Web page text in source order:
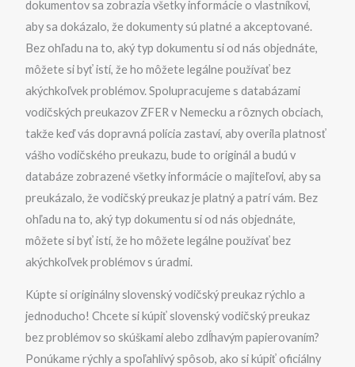
dokumentov sa zobrazia všetky informácie o vlastníkovi,
aby sa dokázalo, že dokumenty sú platné a akceptované.
Bez ohľadu na to, aký typ dokumentu si od nás objednáte,
môžete si byť istí, že ho môžete legálne používať bez
akýchkoľvek problémov. Spolupracujeme s databázami
vodičských preukazov ZFER v Nemecku a rôznych obciach,
takže keď vás dopravná polícia zastaví, aby overila platnosť
vášho vodičského preukazu, bude to originál a budú v
databáze zobrazené všetky informácie o majiteľovi, aby sa
preukázalo, že vodičský preukaz je platný a patrí vám. Bez
ohľadu na to, aký typ dokumentu si od nás objednáte,
môžete si byť istí, že ho môžete legálne používať bez
akýchkoľvek problémov s úradmi.
Kúpte si originálny slovenský vodičský preukaz rýchlo a
jednoducho! Chcete si kúpiť slovenský vodičský preukaz
bez problémov so skúškami alebo zdĺhavým papierovaním?
Ponúkame rýchly a spoľahlivý spôsob, ako si kúpiť oficiálny